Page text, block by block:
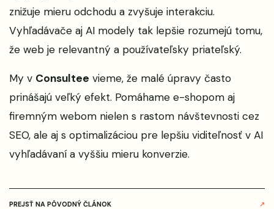
znižuje mieru odchodu a zvyšuje interakciu.
Vyhľadávače aj AI modely tak lepšie rozumejú tomu,
že web je relevantný a používateľsky priateľský.
My v Consultee vieme, že malé úpravy často
prinášajú veľký efekt. Pomáhame e-shopom aj
firemným webom nielen s rastom návštevnosti cez
SEO, ale aj s optimalizáciou pre lepšiu viditeľnosť v AI
vyhľadávaní a vyššiu mieru konverzie.
PREJSŤ NA PÔVODNÝ ČLÁNOK ↗